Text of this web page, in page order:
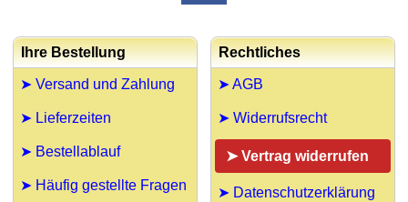
Ihre Bestellung
➤ Versand und Zahlung
➤ Lieferzeiten
➤ Bestellablauf
➤ Häufig gestellte Fragen
Rechtliches
➤ AGB
➤ Widerrufsrecht
➤ Vertrag widerrufen
➤ Datenschutzerklärung